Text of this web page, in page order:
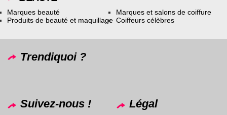
Marques beauté
Produits de beauté et maquillage
Marques et salons de coiffure
Coiffeurs célèbres
Trendiquoi ?
Suivez-nous ! Légal